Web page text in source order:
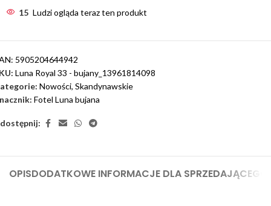
15 Ludzi ogląda teraz ten produkt
5905204644942
Luna Royal 33 - bujany_13961814098
Nowości, Skandynawskie
Fotel Luna bujana
OPISDODATKOWE INFORMACJE DLA SPRZEDAJĄCEGO